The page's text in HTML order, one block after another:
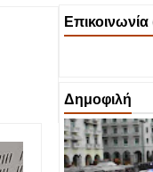
Δημοφιλή